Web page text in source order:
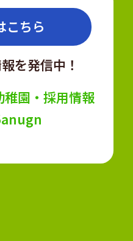
こちら
を発信中！
稚園・採用情報